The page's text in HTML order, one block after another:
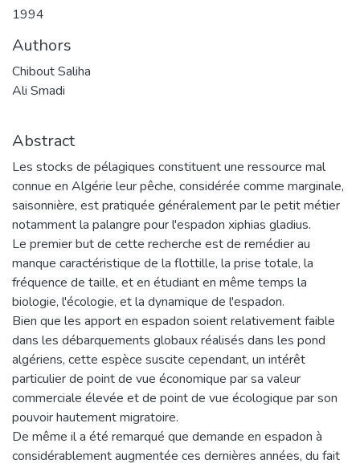
1994
Authors
Chibout Saliha
Ali Smadi
Abstract
Les stocks de pélagiques constituent une ressource mal
connue en Algérie leur pêche, considérée comme marginale,
saisonnière, est pratiquée généralement par le petit métier
notamment la palangre pour l'espadon xiphias gladius.
Le premier but de cette recherche est de remédier au
manque caractéristique de la flottille, la prise totale, la
fréquence de taille, et en étudiant en même temps la
biologie, l'écologie, et la dynamique de l'espadon.
Bien que les apport en espadon soient relativement faible
dans les débarquements globaux réalisés dans les pond
algériens, cette espèce suscite cependant, un intérêt
particulier de point de vue économique par sa valeur
commerciale élevée et de point de vue écologique par son
pouvoir hautement migratoire.
De même il a été remarqué que demande en espadon à
considérablement augmentée ces dernières années, du fait